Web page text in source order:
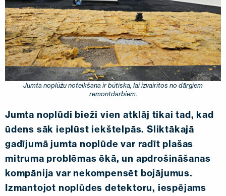
PAR MUMS
SAZINIETIES AR MUMS
EN FI USA PL SV SV-FI LT LV ET UK RU
Jumta noplūžu noteikšana ir būtiska, lai izvairītos no dārgiem
remontdarbiem.
Jumta noplūdi bieži vien atklāj tikai tad, kad
ūdens sāk ieplūst iekštelpās. Sliktākajā
gadījumā jumta noplūde var radīt plašas
mitruma problēmas ēkā, un apdrošināšanas
kompānija var nekompensēt bojājumus.
Izmantojot noplūdes detektoru, iespējams